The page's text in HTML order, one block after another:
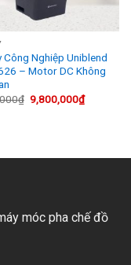
Công Nghiệp Uniblend
– Motor DC Không
₫ Giá
gốc
9,800,000₫Giá
hiện
móc pha chế đồ